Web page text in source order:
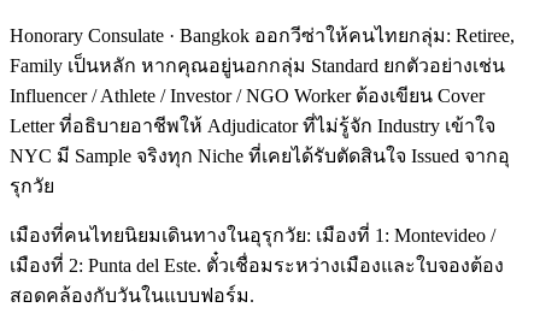
Honorary Consulate · Bangkok ออกวีซ่าให้คนไทยกลุ่ม: Retiree,
Family เป็นหลัก หากคุณอยู่นอกกลุ่ม Standard ยกตัวอย่างเช่น
Influencer / Athlete / Investor / NGO Worker ต้องเขียน Cover
Letter ที่อธิบายอาชีพให้ Adjudicator ที่ไม่รู้จัก Industry เข้าใจ
NYC มี Sample จริงทุก Niche ที่เคยได้รับตัดสินใจ Issued จากอุ
รุกวัย
เมืองที่คนไทยนิยมเดินทางในอุรุกวัย: เมืองที่ 1: Montevideo /
เมืองที่ 2: Punta del Este. ตั๋วเชื่อมระหว่างเมืองและใบจองต้อง
สอดคล้องกับวันในแบบฟอร์ม.